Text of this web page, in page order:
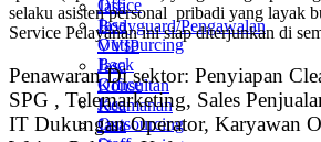
Jasa
Bodyguard/Pengawalan
VVIP
Jasa
Konsultan
Keamanan
Jasa
Office
Jasa
Outsourcing
Back
Office
Jasa
Outsourcing
selaku asisten personal pribadi yang layak
Service Pelayanan ini siap diterjunkan di
Penawaran Di sektor: Penyiapan
SPG , Telemarketing, Sales
IT Dukungan Operator, Karyawan